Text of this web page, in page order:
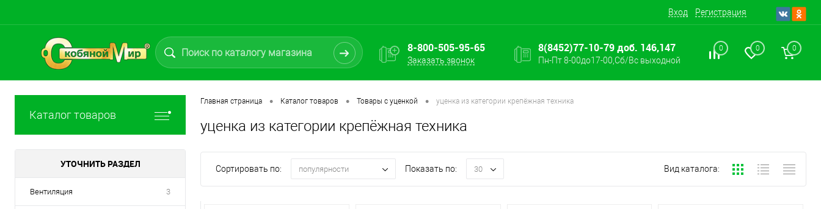
Вход Регистрация
8-800-505-95-65
Заказать звонок
8(8452)77-10-79 доб. 146,147
Пн-Пт 8-00до17-00,Сб/Вс выходной
0 0 0
Каталог товаров
УТОЧНИТЬ РАЗДЕЛ
Вентиляция 3
Главная страница • Каталог товаров • Товары с уценкой • уценка из категории крепёжная техника
уценка из категории крепёжная техника
Сортировать по: популярности Показать по: 30 Вид каталога: